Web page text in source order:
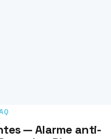
— Alarme anti-